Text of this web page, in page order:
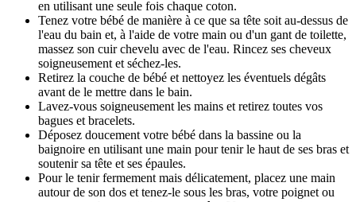
en utilisant une seule fois chaque coton.
Tenez votre bébé de manière à ce que sa tête soit au-dessus de
l'eau du bain et, à l'aide de votre main ou d'un gant de toilette,
massez son cuir chevelu avec de l'eau. Rincez ses cheveux
soigneusement et séchez-les.
Retirez la couche de bébé et nettoyez les éventuels dégâts
avant de le mettre dans le bain.
Lavez-vous soigneusement les mains et retirez toutes vos
bagues et bracelets.
Déposez doucement votre bébé dans la bassine ou la
baignoire en utilisant une main pour tenir le haut de ses bras et
soutenir sa tête et ses épaules.
Pour le tenir fermement mais délicatement, placez une main
autour de son dos et tenez-le sous les bras, votre poignet ou